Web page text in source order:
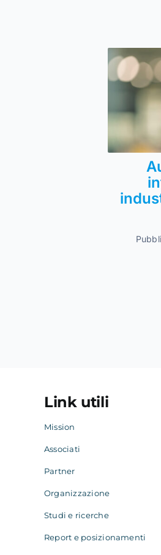
Link utili
Mission
Associati
Partner
Organizzazione
Studi e ricerche
Report e posizionamenti